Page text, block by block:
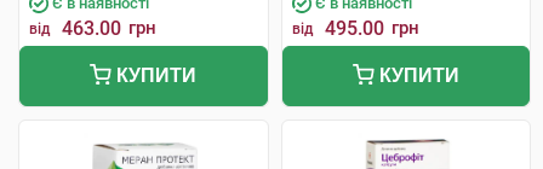
від 463.00 грн
КУПИТИ
від 495.00 грн
КУПИТИ